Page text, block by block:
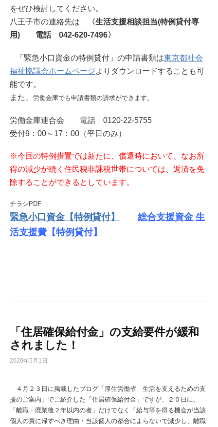
をぜひ検討してください。
八王子市の連絡先は
〈生活支援相談担当(特例貸付専
用) 電話 042-620-7496〉
「緊急小口資金の特例貸付」の申請書類は東京都社会
福祉協議会ホームページよりダウンロードすることも可
能です。
また、 労働金庫でも申請書類の請求ができます。
労働金庫連合会 電話 0120-22-5755
受付9：00～17：00（平日のみ）
※今回の特例措置では新たに、償還時において、なお所
得の減少が続く住民税非課税世帯については、返済を免
除することができるとしています。
チラシPDF
緊急小口資金【特例貸付】
総合支援資金 生
活支援費【特例貸付】
「住居確保給付金」の支給要件が緩和
されました！
2020年5月1日
４月２３日に掲載したブログ「厚生労働省 生活を支えるための支
援のご案内」でご紹介した「住居確保給付金」ですが、２０日に、
「離職・廃業後２年以内の者」だけでなく「給与等を得る機会が当該
個人の責に帰すべき理由・当該個人の都合によらないで減少し、離職